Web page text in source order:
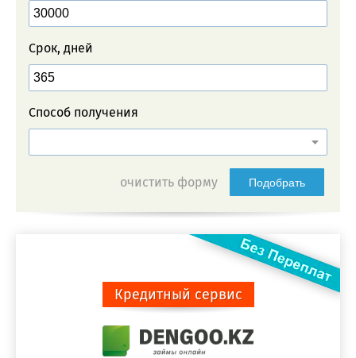
Срок, дней
Способ получения
очистить форму Подобрать
Кредитный сервис